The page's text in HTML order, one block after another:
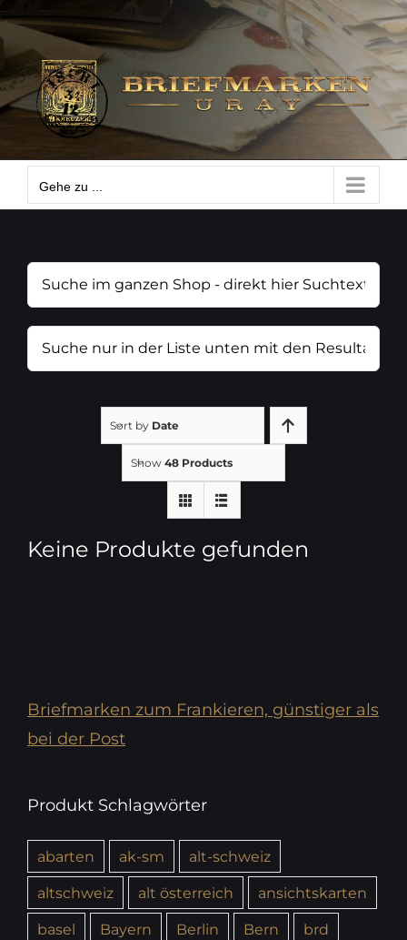
Zum
Inhalt
springen
Gehe zu ...
Gehe zu ...
Suche
im
ganzen
Shop
Nr
Suche
nur
den
Sort by Date
Show 48 Products
Keine Produkte gefunden
Briefmarken zum Frankieren, günstiger als
bei der Post
Produkt Schlagwörter
abarten ak-sm
alt-schweiz
altschweiz
alt österreich
ansichtskarten
basel
Bayern Berlin Bern
brd